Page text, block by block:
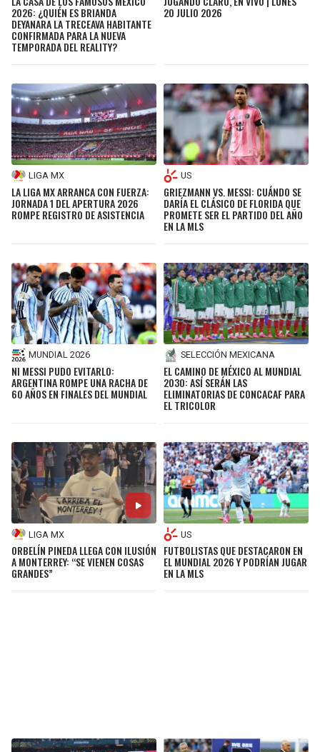
2026: ¿QUIÉN ES BRIANDA
DEYANARA LA TRECEAVA HABITANTE
CONFIRMADA PARA LA NUEVA
TEMPORADA DEL REALITY?
20 JULIO 2026
LIGA MX
LA LIGA MX ARRANCA CON FUERZA:
JORNADA 1 DEL APERTURA 2026
ROMPE REGISTRO DE ASISTENCIA
US
GRIEZMANN VS. MESSI: CUÁNDO SE
DARÍA EL CLÁSICO DE FLORIDA QUE
PROMETE SER EL PARTIDO DEL AÑO
EN LA MLS
MUNDIAL 2026
NI MESSI PUDO EVITARLO:
ARGENTINA ROMPE UNA RACHA DE
60 AÑOS EN FINALES DEL MUNDIAL
SELECCIÓN MEXICANA
EL CAMINO DE MÉXICO AL MUNDIAL
2030: ASÍ SERÁN LAS
ELIMINATORIAS DE CONCACAF PARA
EL TRICOLOR
LIGA MX
ORBELÍN PINEDA LLEGA CON ILUSIÓN
A MONTERREY: “SE VIENEN COSAS
GRANDES”
US
FUTBOLISTAS QUE DESTACARON EN
EL MUNDIAL 2026 Y PODRÍAN JUGAR
EN LA MLS